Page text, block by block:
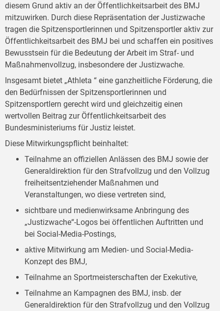
diesem Grund aktiv an der Öffentlichkeitsarbeit des BMJ
mitzuwirken. Durch diese Repräsentation der Justizwache
tragen die Spitzensportlerinnen und Spitzensportler aktiv zur
Öffentlichkeitsarbeit des BMJ bei und schaffen ein positives
Bewusstsein für die Bedeutung der Arbeit im Straf- und
Maßnahmenvollzug, insbesondere der Justizwache.
Insgesamt bietet „Athleta “ eine ganzheitliche Förderung, die
den Bedürfnissen der Spitzensportlerinnen und
Spitzensportlern gerecht wird und gleichzeitig einen
wertvollen Beitrag zur Öffentlichkeitsarbeit des
Bundesministeriums für Justiz leistet.
Diese Mitwirkungspflicht beinhaltet:
Teilnahme an offiziellen Anlässen des BMJ sowie der
Generaldirektion für den Strafvollzug und den Vollzug
freiheitsentziehender Maßnahmen und
Veranstaltungen, wo diese vertreten sind,
sichtbare und medienwirksame Anbringung des
„Justizwache“-Logos bei öffentlichen Auftritten und
bei Social-Media-Postings,
aktive Mitwirkung am Medien- und Social-Media-
Konzept des BMJ,
Teilnahme an Sportmeisterschaften der Exekutive,
Teilnahme an Kampagnen des BMJ, insb. der
Generaldirektion für den Strafvollzug und den Vollzug